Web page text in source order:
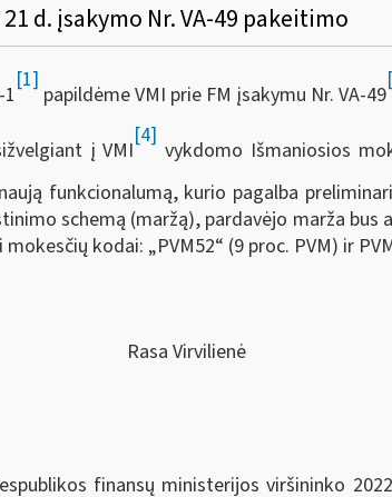
d. įsakymo Nr. VA-49 pakeitimo
[1]
papildėme VMI prie FM įsakymu Nr. VA-49
į VMI
[4]
vykdomo Išmaniosios
funkcionalumą, kurio pagalba
schemą (maržą), pardavėjo marža
kodai: „PVM52“ (9 proc. PVM) ir
Rasa Virvilienė
finansų ministerijos viršininko